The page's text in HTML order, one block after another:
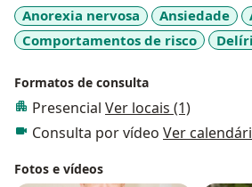
Anorexia nervosa Ansiedade
Comportamentos de risco
Formatos de consulta
Presencial Ver locais (1)
Consulta por vídeo Ver
Fotos e vídeos